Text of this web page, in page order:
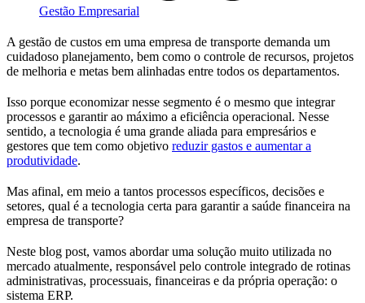
Gestão Empresarial
A gestão de custos em uma empresa de transporte demanda um
cuidadoso planejamento, bem como o controle de recursos, projetos
de melhoria e metas bem alinhadas entre todos os departamentos.
Isso porque economizar nesse segmento é o mesmo que integrar
processos e garantir ao máximo a eficiência operacional. Nesse
sentido, a tecnologia é uma grande aliada para empresários e
gestores que tem como objetivo reduzir gastos e aumentar a
produtividade.
Mas afinal, em meio a tantos processos específicos, decisões e
setores, qual é a tecnologia certa para garantir a saúde financeira na
empresa de transporte?
Neste blog post, vamos abordar uma solução muito utilizada no
mercado atualmente, responsável pelo controle integrado de rotinas
administrativas, processuais, financeiras e da própria operação: o
sistema ERP.